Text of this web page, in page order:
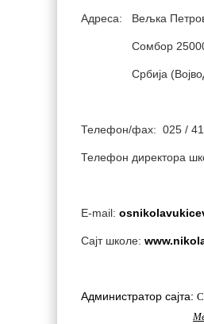
Адреса: Вељка
Сомбор
Србија
Телефон/фаx: 025 /
Телeфон директора
E-mail:
Сајт школе:
Администратор сајта: